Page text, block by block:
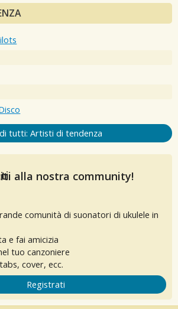
tutti: Artisti di tendenza
alla nostra community!
comunità di suonatori di ukulele in
e fai amicizia
tuo canzoniere
cover, ecc.
Registrati